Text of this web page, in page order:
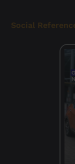
Social